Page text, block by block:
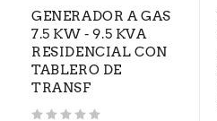
GENERADOR A GAS
7.5 KW - 9.5 KVA
RESIDENCIAL CON
TABLERO DE
TRANSF